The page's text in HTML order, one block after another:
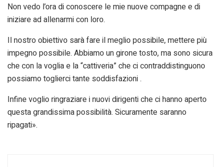
Non vedo l’ora di conoscere le mie nuove compagne e di
iniziare ad allenarmi con loro.
Il nostro obiettivo sarà fare il meglio possibile, mettere più
impegno possibile. Abbiamo un girone tosto, ma sono sicura
che con la voglia e la “cattiveria” che ci contraddistinguono
possiamo toglierci tante soddisfazioni .
Infine voglio ringraziare i nuovi dirigenti che ci hanno aperto
questa grandissima possibilità. Sicuramente saranno
ripagati».